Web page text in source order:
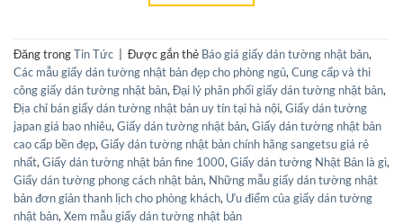
Đăng trongTin Tức Được gắn thẻ Báo giá giấy dán tường nhật bản,
Các mẫu giấy dán tường nhật bản đẹp cho phòng ngủ, Cung cấp và thi
công giấy dán tường nhật bản, Đại lý phân phối giấy dán tường nhật bản,
Địa chỉ bán giấy dán tường nhật bản uy tín tại hà nội, Giấy dán tường
japan giá bao nhiêu, Giấy dán tường nhật bản, Giấy dán tường nhật bản
cao cấp bền đẹp, Giấy dán tường nhật bản chính hãng sangetsu giá rẻ
nhất, Giấy dán tường nhật bản fine 1000, Giấy dán tường Nhật Bản là gì,
Giấy dán tường phong cách nhật bản, Những mẫu giấy dán tường nhật
bản đơn giản thanh lịch cho phòng khách, Ưu điểm của giấy dán tường
nhật bản, Xem mẫu giấy dán tường nhật bản